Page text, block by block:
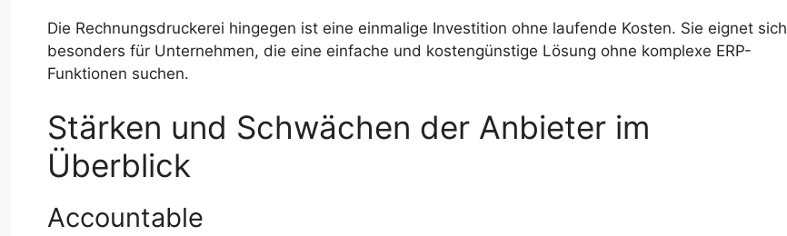
Die Rechnungsdruckerei hingegen ist eine einmalige Investition ohne laufende Kosten. Sie eignet sich
besonders für Unternehmen, die eine einfache und kostengünstige Lösung ohne komplexe ERP-
Funktionen suchen.
Stärken und Schwächen der Anbieter im
Überblick
Accountable